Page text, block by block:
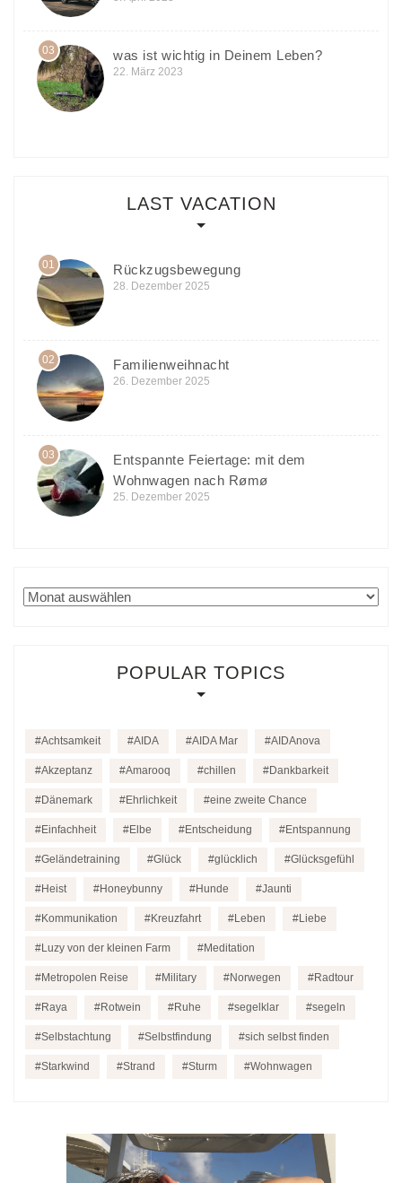
03 was ist wichtig in Deinem Leben?
22. März 2023
LAST VACATION
01 Rückzugsbewegung
28. Dezember 2025
02 Familienweihnacht
26. Dezember 2025
03
Entspannte Feiertage: mit dem
Wohnwagen nach Rømø
25. Dezember 2025
Archiv
POPULAR TOPICS
Achtsamkeit AIDA AIDA Mar AIDAnova
Akzeptanz Amarooq chillen Dankbarkeit
Dänemark Ehrlichkeit eine zweite Chance
Einfachheit Elbe Entscheidung Entspannung
Geländetraining Glück glücklich Glücksgefühl
Heist Honeybunny Hunde Jaunti
Kommunikation Kreuzfahrt Leben Liebe
Luzy von der kleinen Farm Meditation
Metropolen Reise Military Norwegen Radtour
Raya Rotwein Ruhe segelklar segeln
Selbstachtung Selbstfindung sich selbst finden
Starkwind Strand Sturm Wohnwagen